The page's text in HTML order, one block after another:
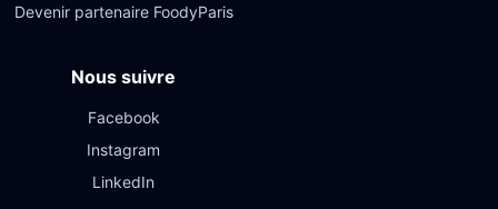
Devenir partenaire FoodyParis
Nous suivre
Facebook
Instagram
LinkedIn